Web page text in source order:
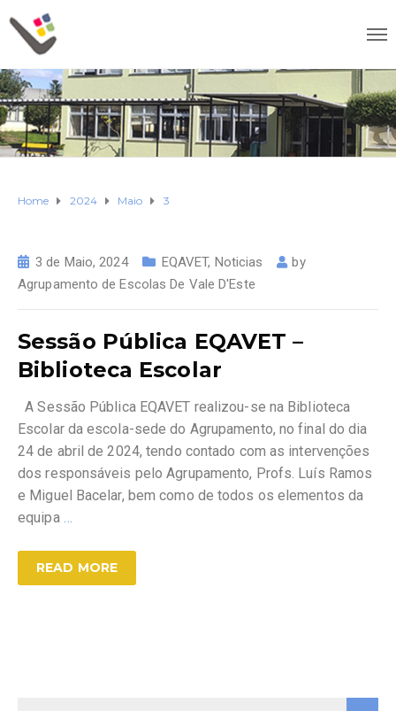
Home 2024 Maio 3
3 de Maio, 2024 EQAVET, Noticias
by
Agrupamento de Escolas De Vale D'Este
Sessão Pública EQAVET –
Biblioteca Escolar
A Sessão Pública EQAVET realizou-se na Biblioteca
Escolar da escola-sede do Agrupamento, no final do dia
24 de abril de 2024, tendo contado com as intervenções
dos responsáveis pelo Agrupamento, Profs. Luís Ramos
e Miguel Bacelar, bem como de todos os elementos da
equipa …
READ MORE